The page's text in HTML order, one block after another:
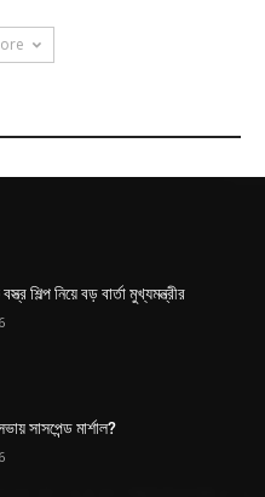
শিল্প নিয়ে বড় বার্তা মুখ্যমন্ত্রীর
সাসপেন্ড মার্শাল?